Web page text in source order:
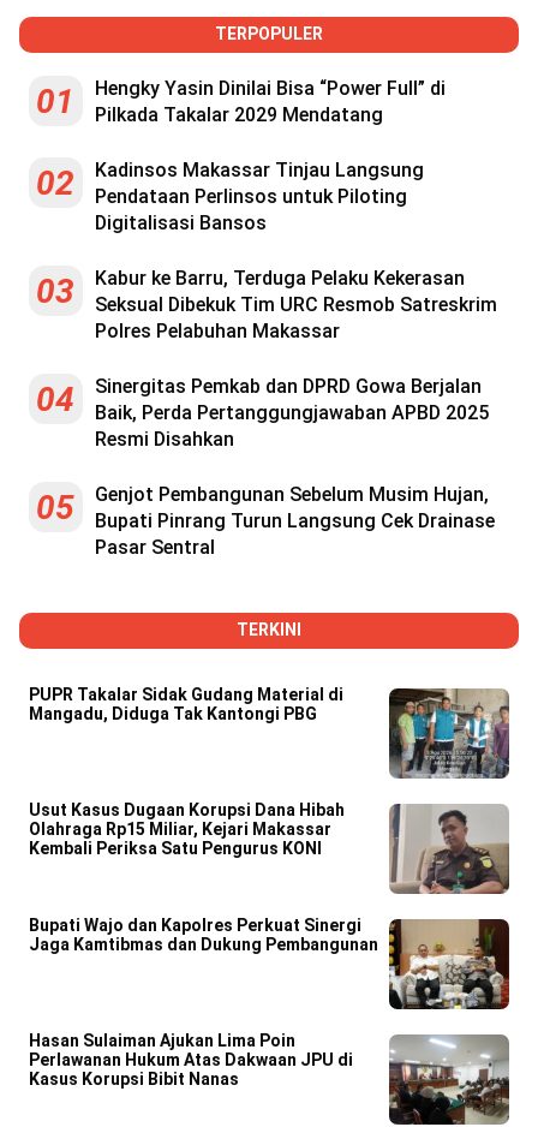
TERPOPULER
01
Hengky Yasin Dinilai Bisa “Power Full” di
Pilkada Takalar 2029 Mendatang
02
Kadinsos Makassar Tinjau Langsung
Pendataan Perlinsos untuk Piloting
Digitalisasi Bansos
03
Kabur ke Barru, Terduga Pelaku Kekerasan
Seksual Dibekuk Tim URC Resmob Satreskrim
Polres Pelabuhan Makassar
04
Sinergitas Pemkab dan DPRD Gowa Berjalan
Baik, Perda Pertanggungjawaban APBD 2025
Resmi Disahkan
05
Genjot Pembangunan Sebelum Musim Hujan,
Bupati Pinrang Turun Langsung Cek Drainase
Pasar Sentral
TERKINI
PUPR Takalar Sidak Gudang Material di
Mangadu, Diduga Tak Kantongi PBG
Usut Kasus Dugaan Korupsi Dana Hibah
Olahraga Rp15 Miliar, Kejari Makassar
Kembali Periksa Satu Pengurus KONI
Bupati Wajo dan Kapolres Perkuat Sinergi
Jaga Kamtibmas dan Dukung Pembangunan
Hasan Sulaiman Ajukan Lima Poin
Perlawanan Hukum Atas Dakwaan JPU di
Kasus Korupsi Bibit Nanas